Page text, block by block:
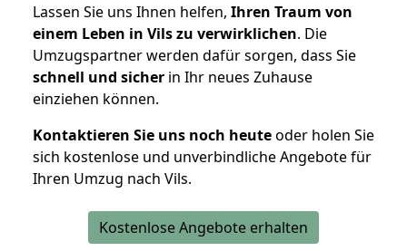
Lassen Sie uns Ihnen helfen, Ihren Traum von
einem Leben in Vils zu verwirklichen. Die
Umzugspartner werden dafür sorgen, dass Sie
schnell und sicher in Ihr neues Zuhause
einziehen können.
Kontaktieren Sie uns noch heuteoder holen Sie
sich kostenlose und unverbindliche Angebote für
Ihren Umzug nach Vils.
Kostenlose Angebote erhalten